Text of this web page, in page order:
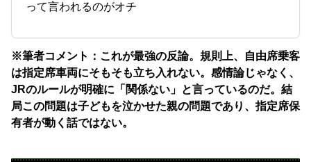
って言われるのがオチ
※筆者コメント：これが最強の反論。規則上、自由席乗客
は指定席車両にそもそも立ち入れない。感情論じゃなく、
JRのルールが明確に「関係ない」と言っているのだ。結
局この問題は子どもを泣かせた親の問題であり、指定席保
有者が動く話ではない。